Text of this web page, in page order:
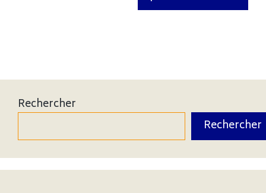
Rechercher
Rechercher